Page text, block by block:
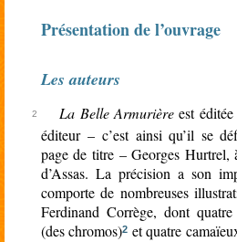
Présentation de l’ouvrage
Les auteurs
La Belle Armurière est
éditeur – c’est ainsi qu’il se
page de titre – Georges Hurtrel,
d’Assas. La précision a son
comporte de nombreuses
Ferdinand Corrège, dont
(des chromos)2 et quatre